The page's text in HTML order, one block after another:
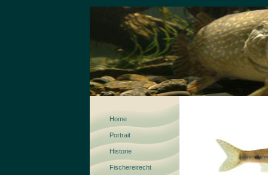
Home
Portrait
Historie
Fischereirecht